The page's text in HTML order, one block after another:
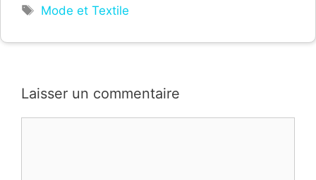
Étiquettes
Mode et Textile
Laisser un commentaire